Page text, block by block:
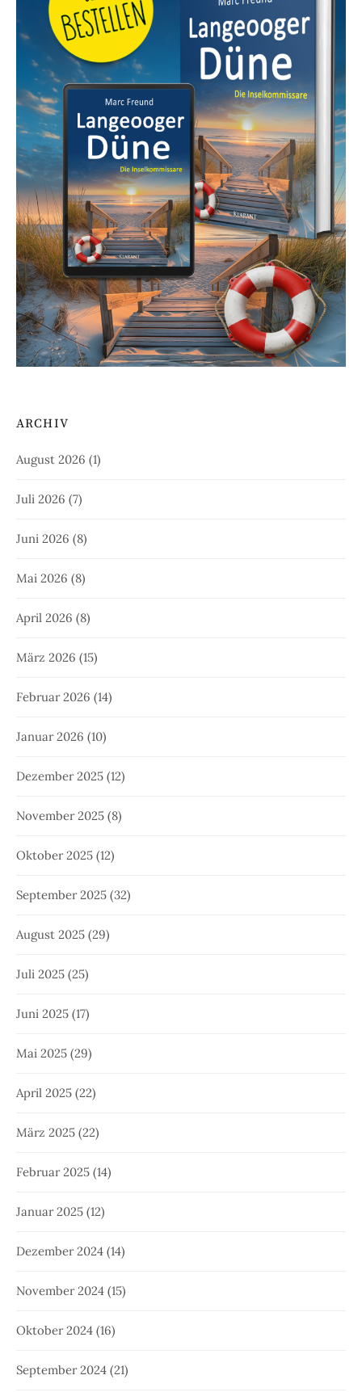
ARCHIV
August 2026 (1)
Juli 2026 (7)
Juni 2026 (8)
Mai 2026 (8)
April 2026 (8)
März 2026 (15)
Februar 2026 (14)
Januar 2026 (10)
Dezember 2025 (12)
November 2025 (8)
Oktober 2025 (12)
September 2025 (32)
August 2025 (29)
Juli 2025 (25)
Juni 2025 (17)
Mai 2025 (29)
April 2025 (22)
März 2025 (22)
Februar 2025 (14)
Januar 2025 (12)
Dezember 2024 (14)
November 2024 (15)
Oktober 2024 (16)
September 2024 (21)